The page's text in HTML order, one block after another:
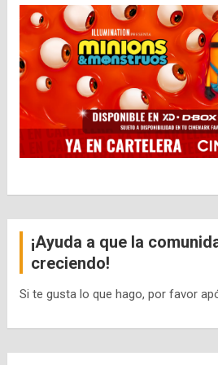
¡Ayuda a que la
creciendo!
Si te gusta lo que hago, por favor